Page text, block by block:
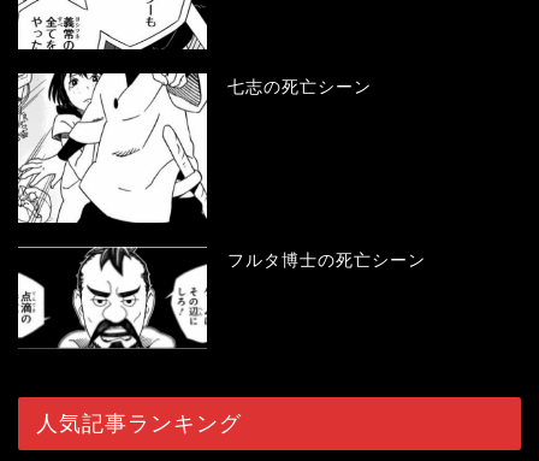
七志の死亡シーン
フルタ博士の死亡シーン
人気記事ランキング